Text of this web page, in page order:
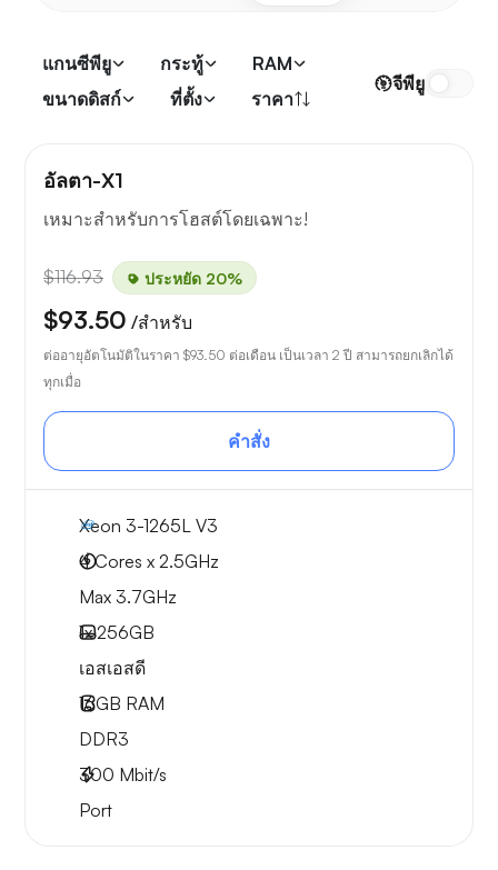
แกนซีพียู กระทู้
RAM
ขนาดดิสก์
ที่ตั้ง ราคา
จีพียู
อัลตา-X1
เหมาะสำหรับการโฮสต์โดยเฉพาะ!
$116.93 ประหยัด 20%
$93.50 /สำหรับ
ต่ออายุอัตโนมัติในราคา $93.50 ต่อเดือน เป็นเวลา 2 ปี สามารถยกเลิกได้
ทุกเมื่อ
คำสั่ง
Xeon 3-1265L V3
4 Cores x 2.5GHz
Max 3.7GHz
1x256GB
เอสเอสดี
16GB RAM
DDR3
300 Mbit/s
Port